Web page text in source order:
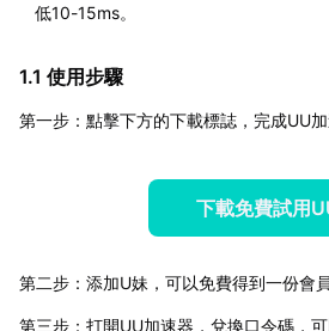
低10-15ms。
1.1 使用步驟
第一步：點擊下方的下載標誌，完成UU加
下載免費試用
第二步：添加U妹，可以免費得到一份會員
第三步：打開UU加速器，兌換口令碼，可